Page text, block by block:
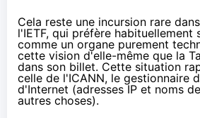
Cela reste une incursion rare
l'IETF, qui préfère habituellement
comme un organe purement
cette vision d'elle-même que la
dans son billet. Cette situation
celle de l'ICANN, le gestionnaire
d'Internet (adresses IP et noms
autres choses).